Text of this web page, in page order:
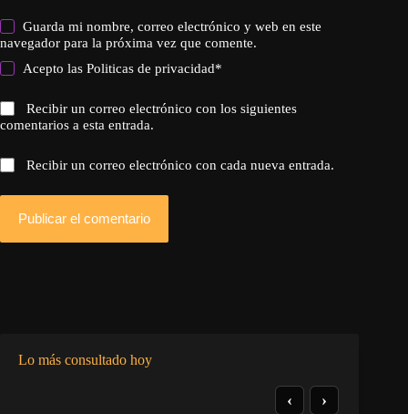
Guarda mi nombre, correo electrónico y web en este
navegador para la próxima vez que comente.
Acepto lasPoliticas de privacidad*
Recibir un correo electrónico con los siguientes
comentarios a esta entrada.
Recibir un correo electrónico con cada nueva entrada.
Publicar el comentario
Lo más consultado hoy
‹ ›